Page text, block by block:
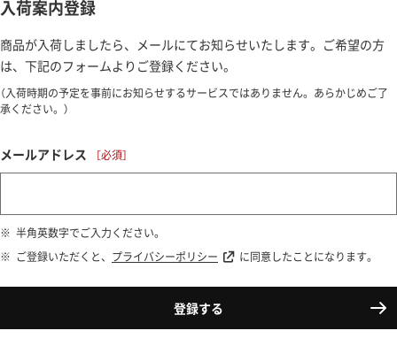
入荷案内登録
商品が入荷しましたら、メールにてお知らせいたします。ご希望の方
は、下記のフォームよりご登録ください。
（入荷時期の予定を事前にお知らせするサービスではありません。あらかじめご了
承ください。）
メールアドレス
半角英数字でご入力ください。
ご登録いただくと、 プライバシーポリシー に同意したことになります。
登録する